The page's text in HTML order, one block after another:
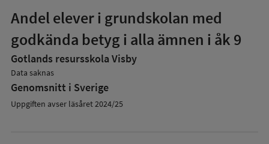
Andel elever i grundskolan med
godkända betyg i alla ämnen i åk 9
Gotlands resursskola Visby
Data saknas
Genomsnitt i Sverige
Uppgiften avser läsåret 2024/25